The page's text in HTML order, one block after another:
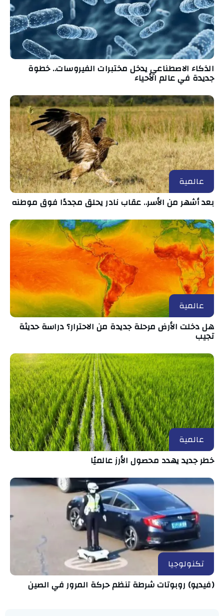
الذكاء الاصطناعي يدخل مختبرات الفيروسات.. خطوة
جديدة في عالم الأحياء
عالمية
بعد أشهر من الأسر.. عقاب نادر يحلق مجددًا فوق موطنه
عالمية
هل دخلت الأرض مرحلة جديدة من الاحترار؟ دراسة حديثة
تجيب
عالمية
خطر جديد يهدد محصول الأرز عالميًا
تكنولوجيا
(فيديو) روبوتات شرطة تنظم حركة المرور في الصين